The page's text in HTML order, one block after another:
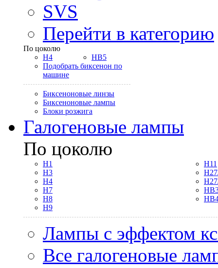
SVS
Перейти в категорию
По цоколю
H4
HB5
Подобрать биксенон по
машине
Биксеноновые линзы
Биксеноновые лампы
Блоки розжига
Галогеновые лампы
По цоколю
H1
H3
H4
H7
H8
H9
H11
Лампы с эффектом
Все галогеновые